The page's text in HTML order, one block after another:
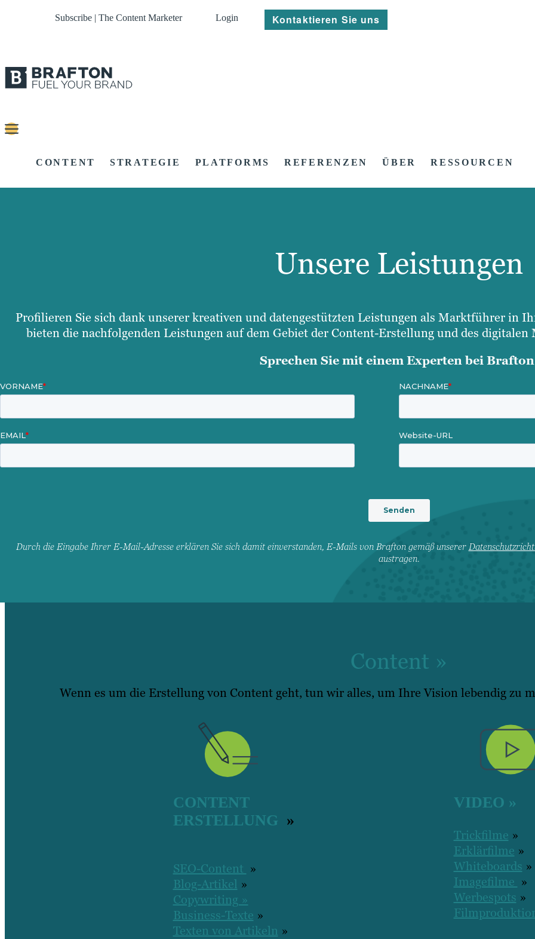
Subscribe | The Content Marketer Login Kontaktieren Sie uns
CONTENT STRATEGIE PLATFORMS REFERENZEN ÜBER RESSOURCEN
Unsere Leistungen
Profilieren Sie sich dank unserer kreativen und datengestützten Leistungen als Marktführer in
bieten die nachfolgenden Leistungen auf dem Gebiet der Content-Erstellung und des digitalen
Sprechen Sie mit einem Experten bei
Durch die Eingabe Ihrer E-Mail-Adresse erklären Sie sich damit einverstanden, E-Mails von Brafton gemäß unserer
austragen.
Content »
Wenn es um die Erstellung von Content geht, tun wir alles, um Ihre Vision lebendig zu
CONTENT
ERSTELLUNG »
SEO-Content »
Blog-Artikel »
Copywriting »
Business-Texte »
Texten von Artikeln »
VIDEO »
Trickfilme »
Erklärfilme »
Whiteboards »
Imagefilme »
Werbespots »